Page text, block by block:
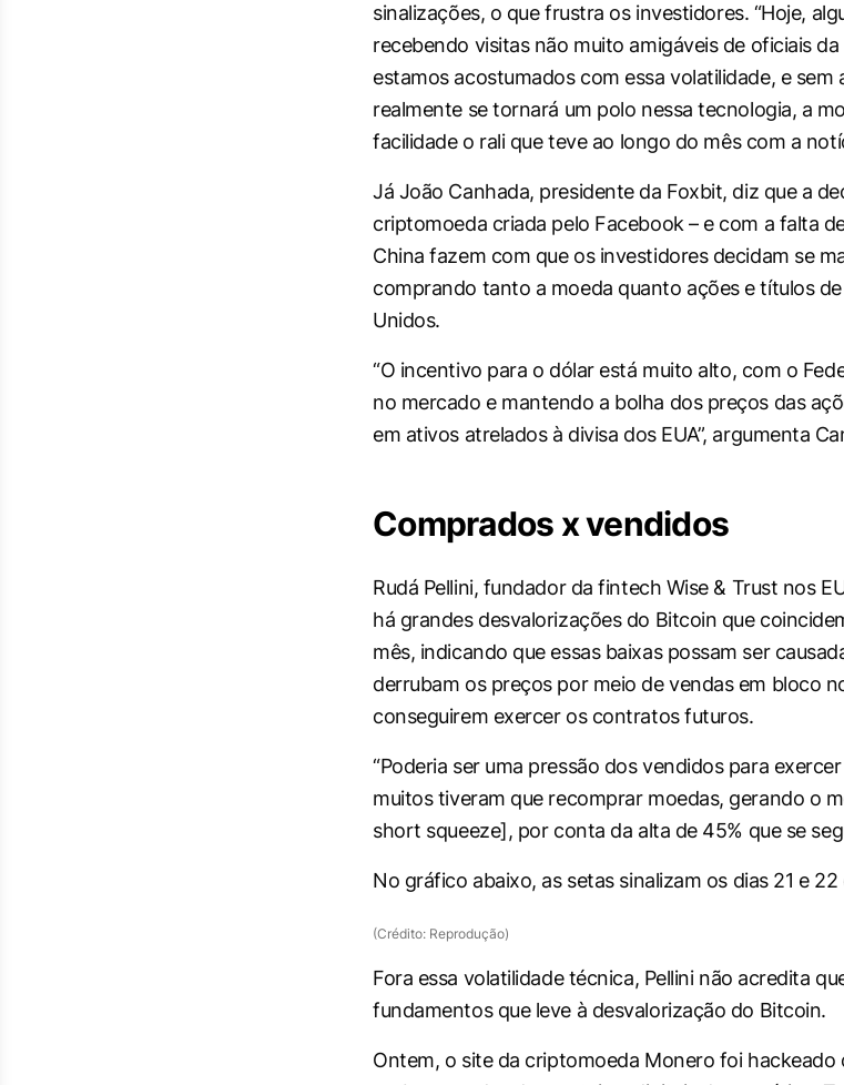
sinalizações, o que frustra os investidores. “Hoje,
recebendo visitas não muito amigáveis de oficiais
estamos acostumados com essa volatilidade, e
realmente se tornará um polo nessa tecnologia, a
facilidade o rali que teve ao longo do mês com a
Já João Canhada, presidente da Foxbit, diz que a
criptomoeda criada pelo Facebook – e com a falta
China fazem com que os investidores decidam se
comprando tanto a moeda quanto ações e títulos
Unidos.
“O incentivo para o dólar está muito alto, com o
no mercado e mantendo a bolha dos preços das
em ativos atrelados à divisa dos EUA”, argumenta
Comprados x vendidos
Rudá Pellini, fundador da fintech Wise & Trust nos
há grandes desvalorizações do Bitcoin que
mês, indicando que essas baixas possam ser
derrubam os preços por meio de vendas em bloco
conseguirem exercer os contratos futuros.
“Poderia ser uma pressão dos vendidos para
muitos tiveram que recomprar moedas, gerando o
short squeeze], por conta da alta de 45% que se
No gráfico abaixo, as setas sinalizam os dias 21 e
(Crédito: Reprodução)
Fora essa volatilidade técnica, Pellini não acredita
fundamentos que leve à desvalorização do Bitcoin.
Ontem, o site da criptomoeda Monero foi hackeado